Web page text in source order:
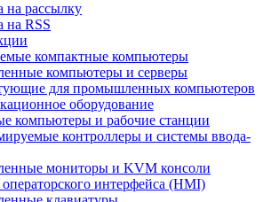
на рассылку
на RSS
компактные компьютеры
компьютеры и серверы
для промышленных компьютеров
оборудование
компьютеры и рабочие станции
контроллеры и системы ввода-
мониторы и KVM консоли
интерфейса (HMI)